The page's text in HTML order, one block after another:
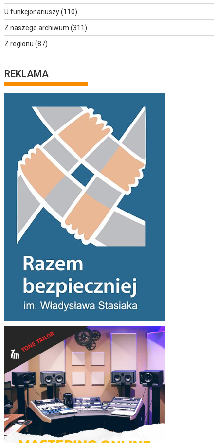
U funkcjonariuszy(110)
Z naszego archiwum (311)
Z regionu (87)
REKLAMA